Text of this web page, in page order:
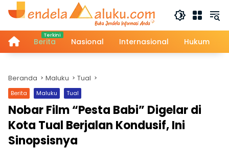
Langsung
HomeBerita Nasional Internasional Hukum
Beranda Maluku Tual
Berita Maluku Tual
Nobar Film “Pesta Babi” Digelar di
Kota Tual Berjalan Kondusif, Ini
Sinopsisnya